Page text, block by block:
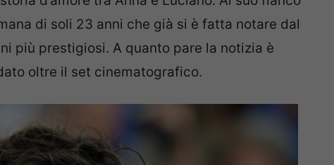
di soli 23 anni che già si è fatta notare dal
più prestigiosi. A quanto pare la notizia è
oltre il set cinematografico.